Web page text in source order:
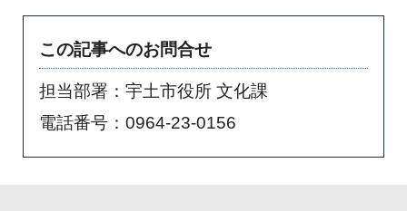
この記事へのお問合せ
担当部署：宇土市役所 文化課
電話番号：0964-23-0156